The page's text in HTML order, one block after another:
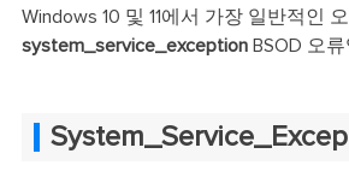
Windows 10 및 11에서 가장 일반적인
system_service_exceptionBSOD 오류